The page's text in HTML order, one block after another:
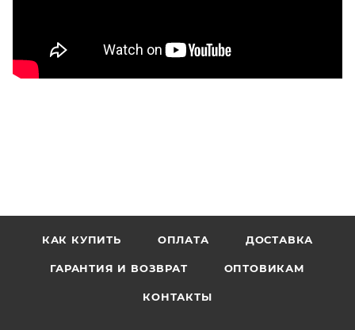
КАК КУПИТЬ ОПЛАТА ДОСТАВКА
ГАРАНТИЯ И ВОЗВРАТ ОПТОВИКАМ
КОНТАКТЫ